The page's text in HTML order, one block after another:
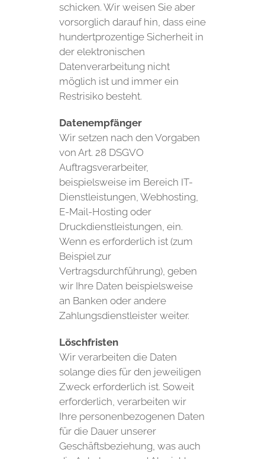
schicken. Wir weisen Sie aber
vorsorglich darauf hin, dass eine
hundertprozentige Sicherheit in
der elektronischen
Datenverarbeitung nicht
möglich ist und immer ein
Restrisiko besteht.
Datenempfänger
Wir setzen nach den Vorgaben
von Art. 28 DSGVO
Auftragsverarbeiter,
beispielsweise im Bereich IT-
Dienstleistungen, Webhosting,
E-Mail-Hosting oder
Druckdienstleistungen, ein.
Wenn es erforderlich ist (zum
Beispiel zur
Vertragsdurchführung), geben
wir Ihre Daten beispielsweise
an Banken oder andere
Zahlungsdienstleister weiter.
Löschfristen
Wir verarbeiten die Daten
solange dies für den jeweiligen
Zweck erforderlich ist. Soweit
erforderlich, verarbeiten wir
Ihre personenbezogenen Daten
für die Dauer unserer
Geschäftsbeziehung, was auch